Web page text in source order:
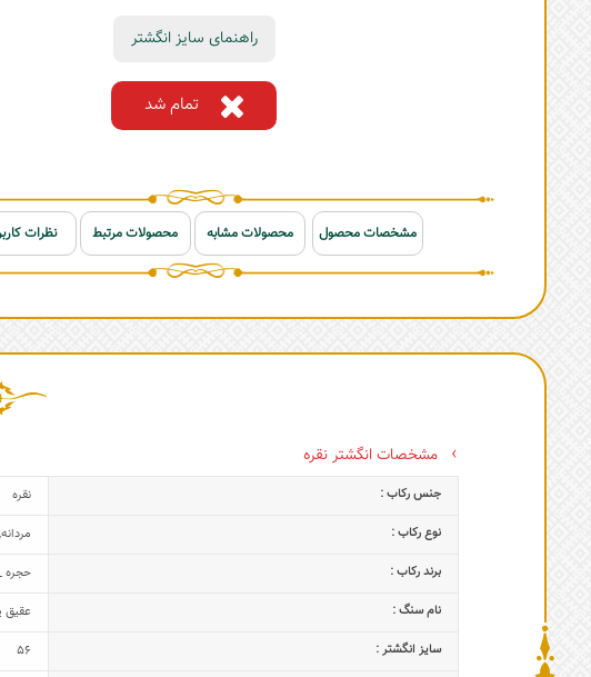
راهنمای سایز انگشتر
تمام شد
مشخصات محصول محصولات مشابه محصولات مرتبط نظرات
مشخصات انگشتر نقره
جنس رکاب :
نقره
نوع رکاب :
مردانه,
برند رکاب :
حجره
نام سنگ :
عقیق
سایز انگشتر :
56